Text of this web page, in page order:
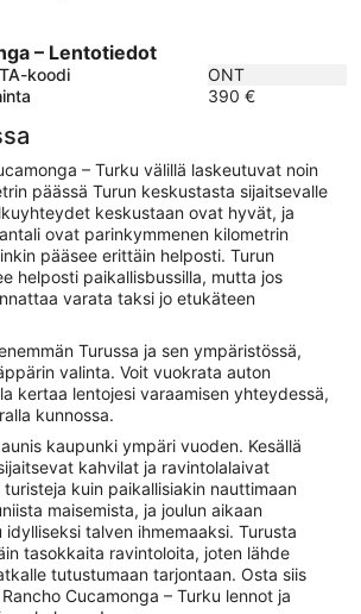
lentoasema
– Lentotiedot
koodi
ONT
390 €
– Turku välillä laskeutuvat noin
päässä Turun keskustasta sijaitsevalle
keskustaan ovat hyvät, ja
ovat parinkymmenen kilometrin
pääsee erittäin helposti. Turun
helposti paikallisbussilla, mutta jos
varata taksi jo etukäteen
Turussa ja sen ympäristössä,
valinta. Voit vuokrata auton
kertaa lentojesi varaamisen yhteydessä,
kunnossa.
kaupunki ympäri vuoden. Kesällä
kahvilat ja ravintolalaivat
kuin paikallisiakin nauttimaan
maisemista, ja joulun aikaan
talven ihmemaaksi. Turusta
tasokkaita ravintoloita, joten lähde
tutustumaan tarjontaan. Osta siis
Cucamonga – Turku lennot ja